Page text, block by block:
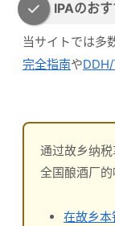
IPAのお
当サイトでは多
完全指南や
通过故乡纳
全国酿酒厂
在故乡